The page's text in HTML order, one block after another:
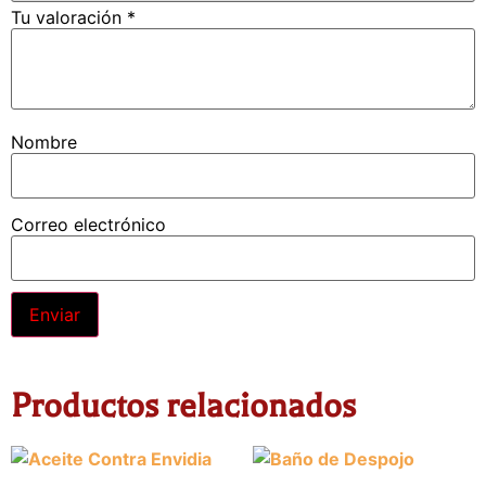
Tu valoración *
Nombre
Correo electrónico
Productos relacionados